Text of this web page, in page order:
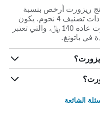
ريزورت أرخص بنسبة
50% عن الوسطي في باتونغ لفنادق ذات تصنيف 4 نجوم. يكون
سعر الليلة في باريباس باتونج ريزورت عادة 140 ﷼، والتي تعتبر
في باتونغ.
الشائعة